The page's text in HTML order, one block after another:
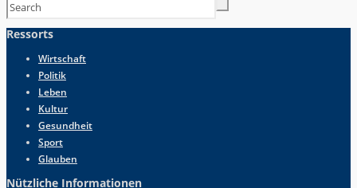
Ressorts
Wirtschaft
Politik
Leben
Kultur
Gesundheit
Sport
Glauben
Nützliche Informationen